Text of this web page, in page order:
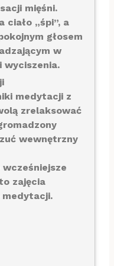
mięśni.
ciało „śpi”, a
głosem
w
wyciszenia.
medytacji z
zrelaksować
wewnętrzny
zajęcia
medytacji.